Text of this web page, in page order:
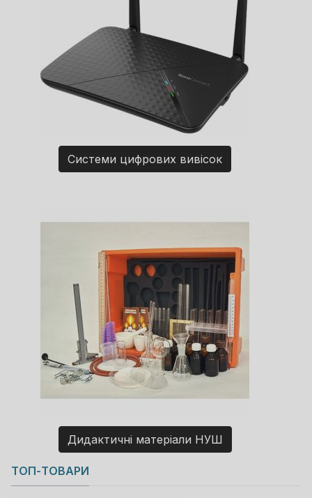
Системи цифрових вивісок
Дидактичні матеріали НУШ
Copyright MAXXmarketing GmbH
JoomShopping Download & Support
ТОП-ТОВАРИ